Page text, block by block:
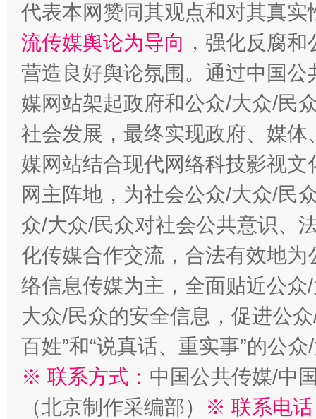
千年窑火 生生不息 一
代表本网赞同其观点和对其真实
流传媒舆论为导向 ，强化反腐
营造良好舆论氛围。通过中国
媒网站架起政府和公众/大众/民
社会发展，最终实现政府、媒
媒网站结合现代网络科技影视
网主阵地，为社会公众/大众/民
众/大众/民众对社会公共意识、
化传媒合作交流，合法有效地
络信息传媒为主，全面贴近公
大众/民众的安全信息，促进公
百姓”和“说真话、重实事”的公
※ 联系方式： 中国公共传媒/中
（北京制作采编部）
※ 联系电